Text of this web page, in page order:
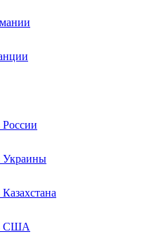
России
Украины
США